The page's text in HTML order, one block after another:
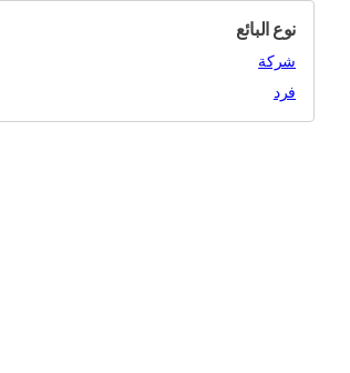
مستعملنوع البائع
شركة
فرد